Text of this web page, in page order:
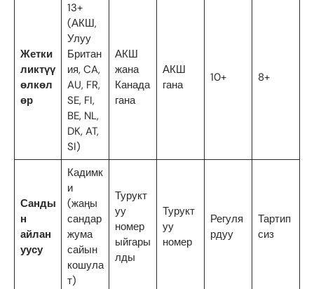
Жетки
ликтүү
өлкөл
өр
13+
(АКШ,
Улуу
Британ
ия, CA,
AU, FR,
SE, FI,
BE, NL,
DK, AT,
SI)
АКШ
жана
Канада
гана
АКШ
гана
10+ 8+
Санды
н
айлан
уусу
Кадимк
и
(жаңы
сандар
жума
сайын
кошула
т)
Турукт
уу
номер
ыйгары
лды
Турукт
уу
номер
Регуля
рдуу
Тартип
сиз